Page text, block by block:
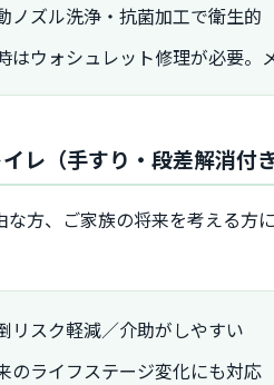
ノズル洗浄・抗菌加工で衛生的
はウォシュレット修理が必要
レ（手すり・段差解消付き
方、ご家族の将来を考える方
リスク軽減／介助がしやすい
のライフステージ変化にも対応